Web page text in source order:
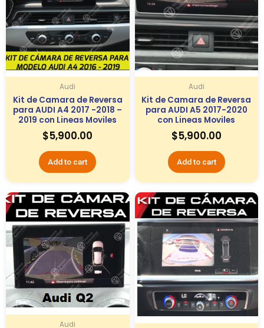
Audi
Kit de Camara de Reversa
para AUDI A4 2017 -2018 –
2019 con Lineas Moviles
$5,900.00
Add to cart
Audi
Kit de Camara de Reversa
para AUDI A5 2017-2020
con Lineas Moviles
$5,900.00
Add to cart
Audi